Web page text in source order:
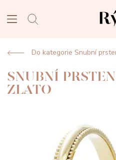
Do kategorie Snubní
SNUBNÍ
ZLATO